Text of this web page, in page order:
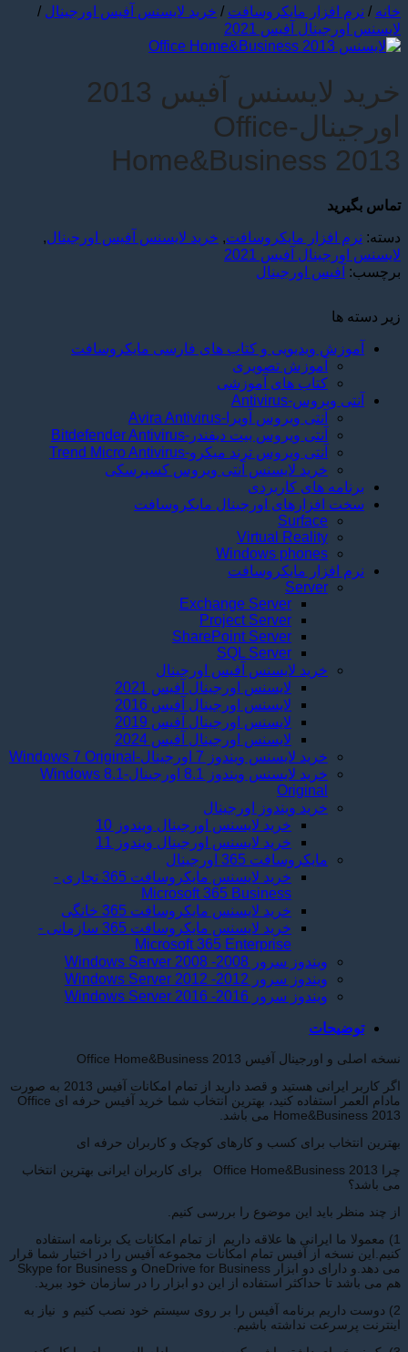
خانه / نرم افزار مایکروسافت / خرید لایسنس آفیس اورجینال /
لايسنس اورجینال آفیس 2021
خرید لایسنس آفیس 2013
اورجینال-Office
Home&Business 2013
تماس بگیرید
دسته: نرم افزار مایکروسافت, خرید لایسنس آفیس اورجینال,
لايسنس اورجینال آفیس 2021
برچسب: آفیس اورجینال
زیر دسته ها
آموزش ویدیویی و کتاب های فارسی مایکروسافت
آموزش تصویری
کتاب های آموزشی
آنتی ویروس-Antivirus
آنتی ويروس آویرا-Avira Antivirus
آنتی ويروس بیت دیفندر-Bitdefender Antivirus
آنتی ویروس ترند میکرو-Trend Micro Antivirus
خرید لایسنس آنتی ويروس کسپرسکی
برنامه های کاربردی
سخت افزارهای اورجینال مایکروسافت
Surface
Virtual Reality
Windows phones
نرم افزار مایکروسافت
Server
Exchange Server
Project Server
SharePoint Server
SQL Server
خرید لایسنس آفیس اورجینال
لايسنس اورجینال آفیس 2021
لایسنس اورجینال آفیس 2016
لایسنس اورجینال آفیس 2019
لایسنس اورجینال آفیس 2024
خرید لایسنس ویندوز 7 اورجینال-Windows 7 Original
خرید لایسنس ویندوز 8.1 اورجینال-Windows 8.1
Original
خرید ویندوز اورجینال
خرید لایسنس اورجینال ویندوز 10
خرید لایسنس اورجینال ویندوز 11
مایکروسافت 365 اورجینال
خرید لایسنس مایکروسافت 365 تجاری -
Microsoft 365 Business
خرید لایسنس مایکروسافت 365 خانگی
خرید لایسنس مایکروسافت 365 سازمانی -
Microsoft 365 Enterprise
ویندوز سرور 2008- Windows Server 2008
ویندوز سرور 2012- Windows Server 2012
ویندوز سرور 2016- Windows Server 2016
توضیحات
نسخه اصلی و اورجینال آفیس Office Home&Business 2013
اگر کاربر ایرانی هستید و قصد دارید از تمام امکانات آفیس 2013 به صورت
مادام العمر استفاده کنید، بهترین انتخاب شما خرید آفیس حرفه ای Office
Home&Business 2013 می باشد.
بهترین انتخاب برای کسب و کارهای کوچک و کاربران حرفه ای
چرا Office Home&Business 2013 برای کاربران ایرانی بهترین انتخاب
می باشد؟
از چند منظر باید این موضوع را بررسی کنیم.
1) معمولا ما ایرانی ها علاقه داریم از تمام امکانات یک برنامه استفاده
کنیم.این نسخه از آفیس تمام امکانات مجموعه آفیس را در اختیار شما قرار
می دهد.و دارای دو ابزار OneDrive for Business و Skype for Business
هم می باشد تا حداکثر استفاده از این دو ابزار را در سازمان خود ببرید.
2) دوست داریم برنامه آفیس را بر روی سیستم خود نصب کنیم و نیاز به
اینترنت پرسرعت نداشته باشیم.